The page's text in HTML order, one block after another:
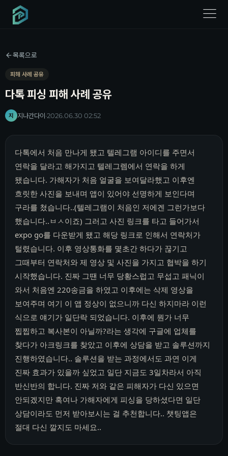
menu
목록으로
피해 사례 공유
다톡 피싱 피해 사례 공유
지 지나간다이·2026.06.30 02:52
다톡에서 처음 만나게 됐고 텔레그램 아이디를 주면서
연락을 달라고 해가지고 텔레그렘에서 연락을 하게
됐습니다. 가해자가 처음 얼굴을 보여달라했고 이후엔
흐릿한 사진을 보내며 앱이 있어야 선명하게 보인다며
구라를 쳤습니다..(텔레그램이 처음인 저에겐 그런가보다
했습니다..ㅂㅅ이죠) 그러고 사진 링크를 타고 들어가서
expo go를 다운받게 됐고 해당 링크로 인해서 연락처가
털렸습니다. 이후 영상통화를 몇초간 하다가 끊기고
그때부터 연락처와 제 영상 및 사진을 가지고 협박을 하기
시작했습니다. 진짜 그땐 너무 당황스럽고 무섭고 패닉이
와서 처음엔 220송금을 하였고 이후에는 삭제 영상을
보여주며 여기 이 앱 정상이 없으니까 다신 하지마라 이런
식으로 얘기가 일단락 되었습니다. 이후에 뭔가 너무
찝찝하고 복사본이 아닐까?라는 생각에 구글에 업체를
찾다가 아크링크를 찾았고 이후에 상담을 받고 솔루션까지
진행하였습니다.. 솔루션을 받는 과정에서도 과연 이게
진짜 효과가 있을까 싶었고 일단 지금도 3일차라서 아직
반신반의 합니다. 진짜 저와 같은 피해자가 다신 있으면
안되겠지만 혹여나 가해자에게 피싱을 당하셨다면 일단
상담이라도 먼저 받아보시는 걸 추천합니다.. 챗팅앱은
절대 다신 깔지도 마세요..